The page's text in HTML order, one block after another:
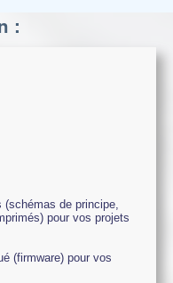
:
de principe,
pour vos projets
(firmware) pour vos